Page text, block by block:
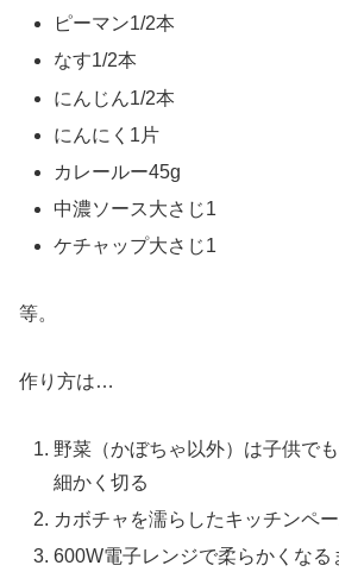
ピーマン1/2本
なす1/2本
にんじん1/2本
にんにく1片
カレールー45g
中濃ソース大さじ1
ケチャップ大さじ1
等。
作り方は…
野菜（かぼちゃ以外）は子供で
細かく切る
カボチャを濡らしたキッチンペ
600W電子レンジで柔らかくなる